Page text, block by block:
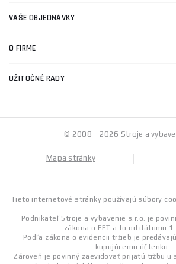
VAŠE OBJEDNÁVKY
O FIRME
UŽITOČNÉ RADY
© 2008 - 2026 Stroje a
Mapa stránky
Tieto internetové stránky používajú súbory
Podnikateľ Stroje a vybavenie s.r.o. je
zákona o EET a to od dátumu
Podľa zákona o evidencii tržieb je
kupujúcemu účtenku.
Zároveň je povinný zaevidovať prijatú tržbu u